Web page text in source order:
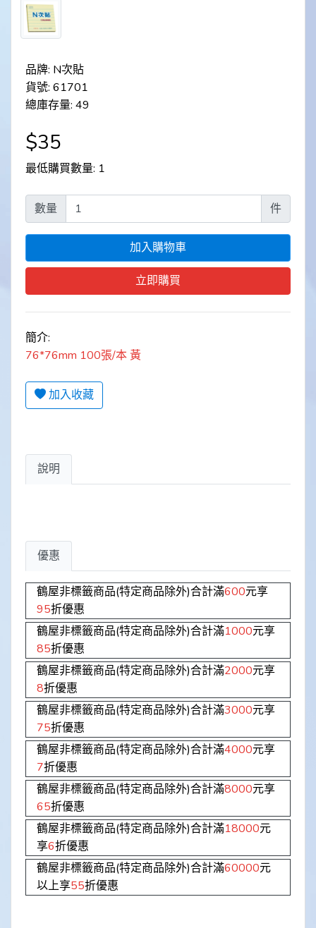
品牌: N次貼
貨號: 61701
總庫存量: 49
$35
最低購買數量: 1
數量 件
加入購物車
立即購買
簡介:
76*76mm 100張/本 黃
加入收藏
說明
優惠
鶴屋非標籤商品(特定商品除外)合計滿600元享
95折優惠
鶴屋非標籤商品(特定商品除外)合計滿1000元享
85折優惠
鶴屋非標籤商品(特定商品除外)合計滿2000元享
8折優惠
鶴屋非標籤商品(特定商品除外)合計滿3000元享
75折優惠
鶴屋非標籤商品(特定商品除外)合計滿4000元享
7折優惠
鶴屋非標籤商品(特定商品除外)合計滿8000元享
65折優惠
鶴屋非標籤商品(特定商品除外)合計滿18000元
享6折優惠
鶴屋非標籤商品(特定商品除外)合計滿60000元
以上享55折優惠